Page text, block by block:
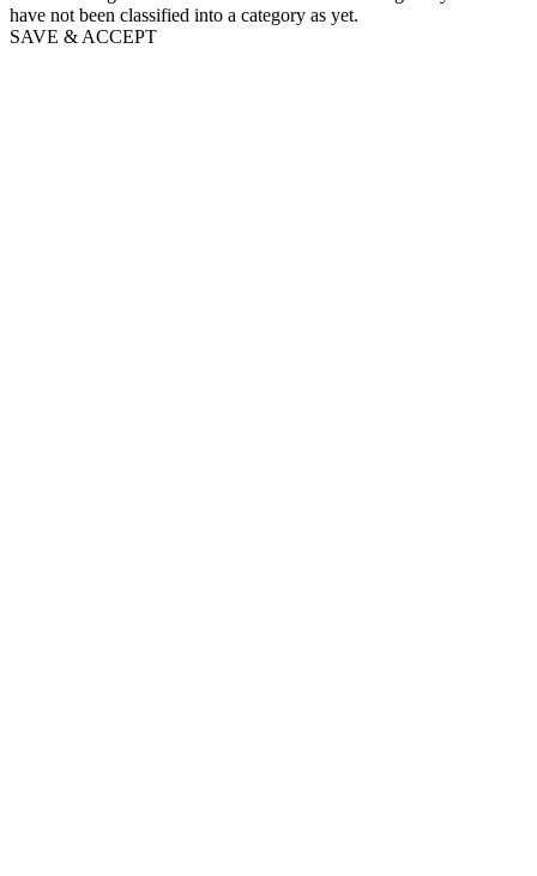
have not been classified into a category as yet.
SAVE & ACCEPT